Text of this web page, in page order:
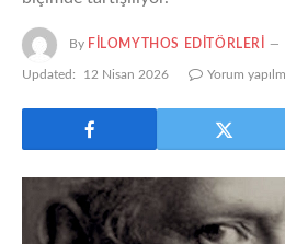
By FILOMYTHOS EDITÖRLERI
Updated: 12 Nisan 2026 Yorum